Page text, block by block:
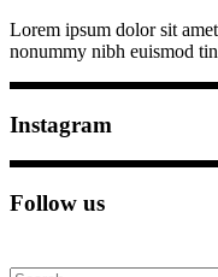
Lorem ipsum dolor sit
nonummy nibh euismod
Instagram
Follow us